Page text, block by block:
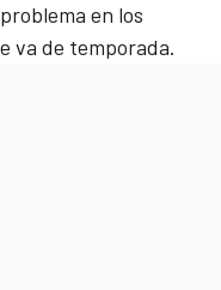
en los
va de temporada.